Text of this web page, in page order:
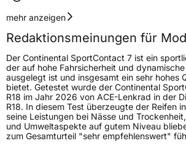
Geschwindigkeitsindex
Höchstgeschwindigkeit
300 km/h
Lastindex92
Höchstlast630 kg
Gewicht (in kg)8,749 kg
Generelle Merkmale
mehr anzeigen
Redaktionsmeinungen für
Der Continental SportContact 7 ist ein
der auf hohe Fahrsicherheit und
ausgelegt ist und insgesamt ein sehr hohes
bietet. Getestet wurde der Continental
R18 im Jahr 2026 von ACE-Lenkrad in der
R18. In diesem Test überzeugte der Reifen
seine Leistungen bei Nässe und
und Umweltaspekte auf gutem Niveau
zum Gesamturteil "sehr empfehlenswert"